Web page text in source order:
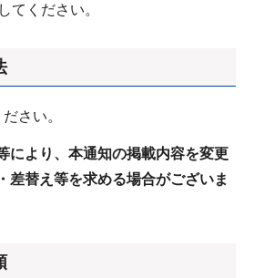
てください。
さい。
により、本通知の掲載内容を変更
差替え等を求める場合がございま